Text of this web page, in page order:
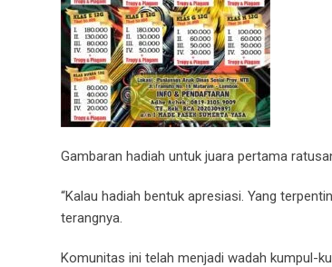
Gambaran hadiah untuk juara pertama
“Kalau hadiah bentuk apresiasi. Yang
terangnya.
Komunitas ini telah menjadi wadah kumpul-